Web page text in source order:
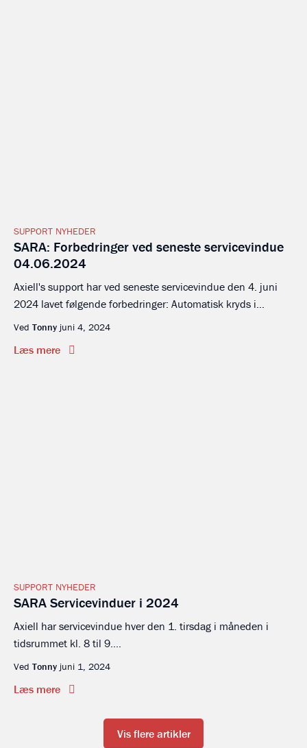
SUPPORT NYHEDER
SARA: Forbedringer ved seneste servicevindue
04.06.2024
Axiell's support har ved seneste servicevindue den 4. juni
2024 lavet følgende forbedringer: Automatisk kryds i...
Ved Tonny juni 4, 2024
Læs mere
SUPPORT NYHEDER
SARA Servicevinduer i 2024
Axiell har servicevindue hver den 1. tirsdag i måneden i
tidsrummet kl. 8 til 9....
Ved Tonny juni 1, 2024
Læs mere
Vis flere artikler